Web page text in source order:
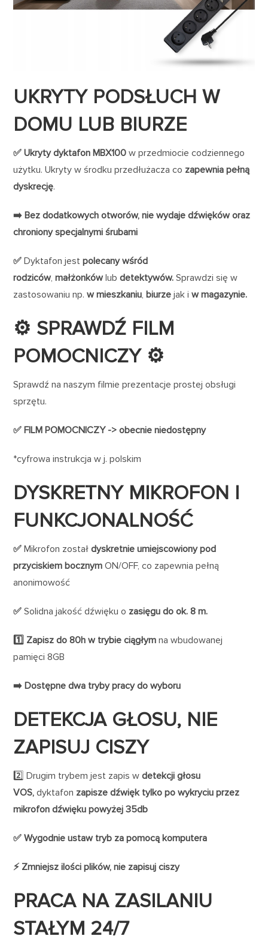
UKRYTY PODSŁUCH W
DOMU LUB BIURZE
✅ Ukryty dyktafon MBX100w przedmiocie codziennego
użytku. Ukryty w środku przedłużacza co zapewnia pełną
dyskrecję.
➡️ Bez dodatkowych otworów, nie wydaje dźwięków oraz
chroniony specjalnymi śrubami
✅Dyktafon jest polecany wśród
rodziców,małżonkówlubdetektywów. Sprawdzi się w
zastosowaniu np.w mieszkaniu,biurze jak iw magazynie.
⚙️ SPRAWDŹ FILM
POMOCNICZY ⚙️
Sprawdź na naszym filmie prezentacje prostej obsługi
sprzętu.
✅ FILM POMOCNICZY -> obecnie niedostępny
*cyfrowa instrukcja w j. polskim
DYSKRETNY MIKROFON I
FUNKCJONALNOŚĆ
✅Mikrofon zostałdyskretnie umiejscowiony pod
przyciskiem bocznym ON/OFF, co zapewnia pełną
anonimowość
✅Solidna jakość dźwięku o zasięgu do ok. 8 m.
1️⃣ Zapisz do 80h w trybie ciągłymna wbudowanej
pamięci 8GB
➡️ Dostępne dwa tryby pracy do wyboru
DETEKCJA GŁOSU, NIE
ZAPISUJ CISZY
2️⃣ Drugim trybem jest zapis wdetekcji głosu
VOS, dyktafon zapisze dźwięk tylko po wykryciu przez
mikrofon dźwięku powyżej 35db
✅ Wygodnie ustaw tryb za pomocą komputera
⚡️ Zmniejsz ilości plików, nie zapisuj ciszy
PRACA NA ZASILANIU
STAŁYM 24/7